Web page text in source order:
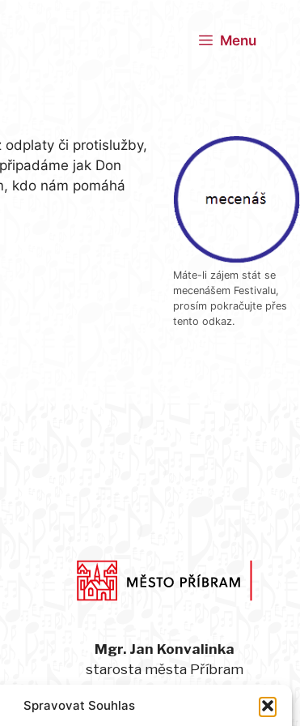
Spravovat Souhlas
Menu
Máte-li zájem stát se
mecenášem Festivalu,
prosím pokračujte přes
tento odkaz.
či protislužby,
jak Don
kdo nám pomáhá
Mgr. Jan Konvalinka
starosta města Příbram